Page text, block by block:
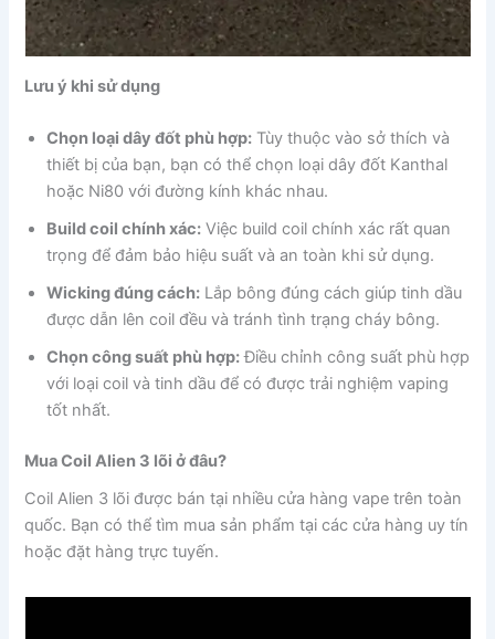
Lưu ý khi sử dụng
Chọn loại dây đốt phù hợp: Tùy thuộc vào sở thích và
thiết bị của bạn, bạn có thể chọn loại dây đốt Kanthal
hoặc Ni80 với đường kính khác nhau.
Build coil chính xác: Việc build coil chính xác rất quan
trọng để đảm bảo hiệu suất và an toàn khi sử dụng.
Wicking đúng cách: Lắp bông đúng cách giúp tinh dầu
được dẫn lên coil đều và tránh tình trạng cháy bông.
Chọn công suất phù hợp:Điều chỉnh công suất phù hợp
với loại coil và tinh dầu để có được trải nghiệm vaping
tốt nhất.
Mua Coil Alien 3 lõi ở đâu?
Coil Alien 3 lõi được bán tại nhiều cửa hàng vape trên toàn
quốc. Bạn có thể tìm mua sản phẩm tại các cửa hàng uy tín
hoặc đặt hàng trực tuyến.